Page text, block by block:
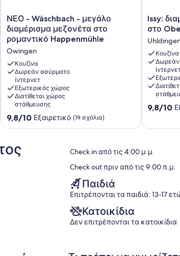
ΝΕΟ
-
Wäschbach
-
μεγάλο
διαμέρισμα
μεζονέτα
στο
ρομαντικό
Happenmühle
Owingen
ΝΕΟ - Wäschbach - μεγάλο
διαμέρισμα μεζονέτα στο
ρομαντικό Happenmühle
Owingen
Κουζίνα
Δωρεάν ασύρματο
ίντερνετ
Εξωτερικός χώρος
Διατίθεται χώρος
στάθμευσης
9.8
στα
Εξαιρετικό,
(19
9,8/10 Εξαιρετικό (19 σχόλια)
Issy:
στο
Issy:
στο
Κουζίνα
9.8
σχόλια)
9,8/10
Check in από τις 4:00 μ.μ.
Check out πριν από τις 9:00 π.μ.
Παιδιά
Επιτρέπονται τα παιδιά: 13-17
Κατοικίδια
Δεν επιτρέπονται τα κατοικίδια